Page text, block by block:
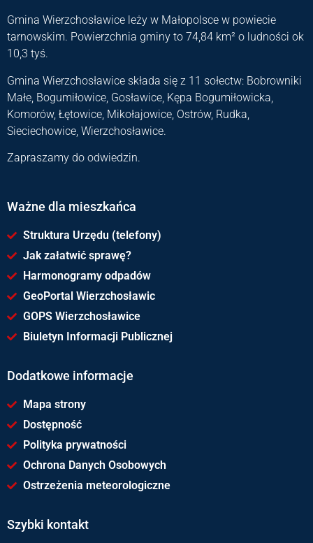
Gmina Wierzchosławice leży w Małopolsce w powiecie
tarnowskim. Powierzchnia gminy to 74,84 km² o ludności ok
10,3 tyś.
Gmina Wierzchosławice składa się z 11 sołectw: Bobrowniki
Małe, Bogumiłowice, Gosławice, Kępa Bogumiłowicka,
Komorów, Łętowice, Mikołajowice, Ostrów, Rudka,
Sieciechowice, Wierzchosławice.
Zapraszamy do odwiedzin.
Ważne dla mieszkańca
Struktura Urzędu (telefony)
Jak załatwić sprawę?
Harmonogramy odpadów
GeoPortal Wierzchosławic
GOPS Wierzchosławice
Biuletyn Informacji Publicznej
Dodatkowe informacje
Mapa strony
Dostępność
Polityka prywatności
Ochrona Danych Osobowych
Ostrzeżenia meteorologiczne
Szybki kontakt